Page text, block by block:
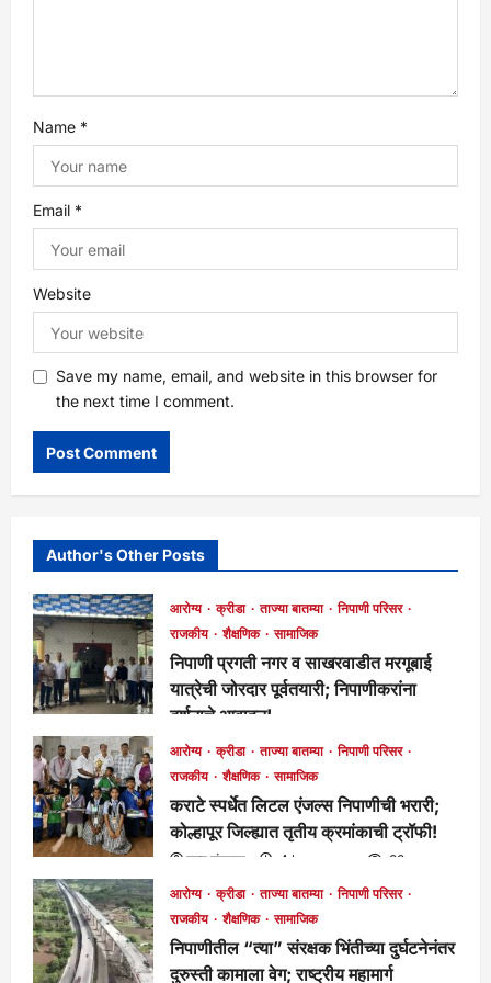
n
Name *
Email *
Website
Save my name, email, and website in this browser for
the next time I comment.
Author's Other Posts
आरोग्य क्रीडा ताज्या बातम्या
निपाणी परिसर
राजकीय
शैक्षणिक सामाजिक
निपाणी प्रगती नगर व साखरवाडीत मरगूबाई
यात्रेची जोरदार पूर्वतयारी; निपाणीकरांना
दर्शनाचे आवाहन!
मुख्य संपादक 3 hours ago 61
आरोग्य क्रीडा ताज्या बातम्या
निपाणी परिसर
राजकीय
शैक्षणिक सामाजिक
कराटे स्पर्धेत लिटल एंजल्स निपाणीची भरारी;
कोल्हापूर जिल्ह्यात तृतीय क्रमांकाची ट्रॉफी!
मुख्य संपादक 4 hours ago 83
आरोग्य क्रीडा ताज्या बातम्या
निपाणी परिसर
राजकीय
शैक्षणिक सामाजिक
निपाणीतील “त्या” संरक्षक भिंतीच्या दुर्घटनेनंतर
दुरुस्ती कामाला वेग; राष्ट्रीय महामार्ग